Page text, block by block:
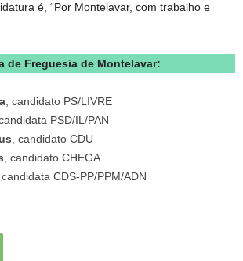
é, “Por Montelavar, com trabalho e
de Freguesia de Montelavar:
, candidato PS/LIVRE
PSD/IL/PAN
, candidato CDU
, candidato CHEGA
candidata CDS-PP/PPM/ADN